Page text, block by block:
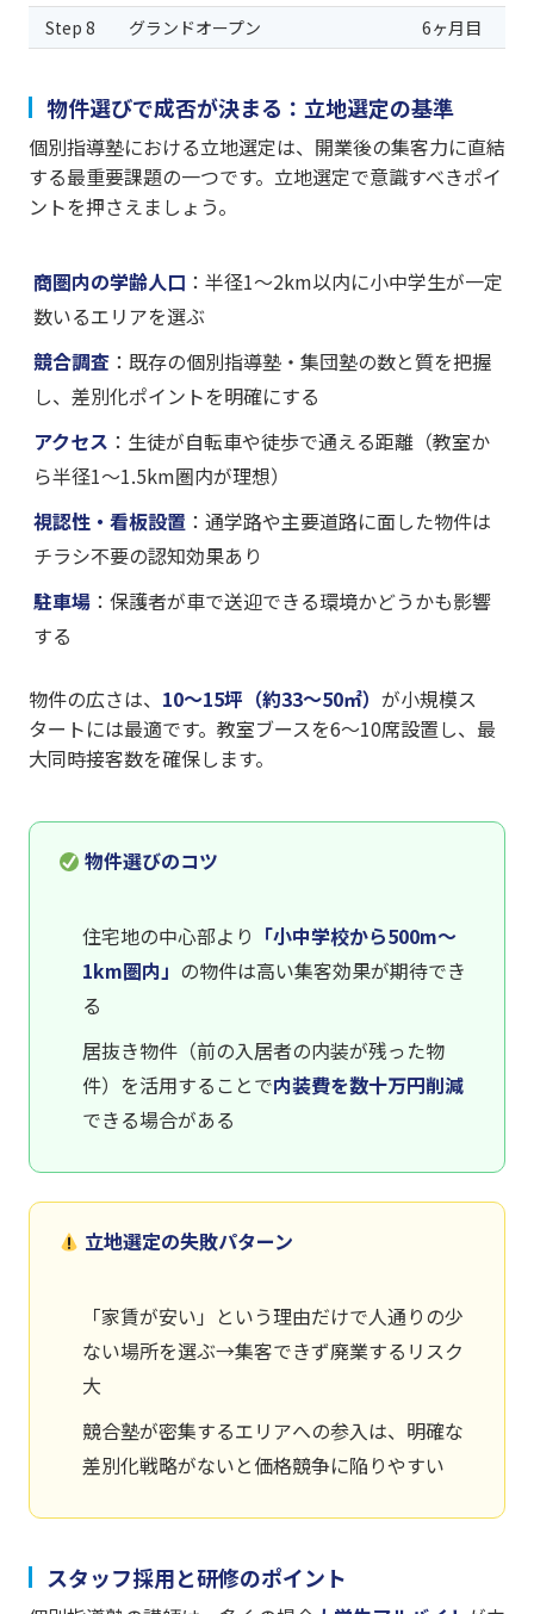
Step 8
グランドオープン 6ヶ月目
物件選びで成否が決まる：立地選定の基準
個別指導塾における立地選定は、開業後の集客力に直結
する最重要課題の一つです。立地選定で意識すべきポイ
ントを押さえましょう。
商圏内の学齢人口 ：半径1〜2km以内に小中学生が一定
数いるエリアを選ぶ
競合調査 ：既存の個別指導塾・集団塾の数と質を把握
し、差別化ポイントを明確にする
アクセス ：生徒が自転車や徒歩で通える距離（教室か
ら半径1〜1.5km圏内が理想）
視認性・看板設置 ：通学路や主要道路に面した物件は
チラシ不要の認知効果あり
駐車場 ：保護者が車で送迎できる環境かどうかも影響
する
物件の広さは、 10〜15坪（約33〜50㎡） が小規模ス
タートには最適です。教室ブースを6〜10席設置し、最
大同時接客数を確保します。
物件選びのコツ
住宅地の中心部より 「小中学校から500m〜
1km圏内」 の物件は高い集客効果が期待でき
る
居抜き物件（前の入居者の内装が残った物
件）を活用することで内装費を数十万円削減
できる場合がある
立地選定の失敗パターン
「家賃が安い」という理由だけで人通りの少
ない場所を選ぶ→集客できず廃業するリスク
大
競合塾が密集するエリアへの参入は、明確な
差別化戦略がないと価格競争に陥りやすい
スタッフ採用と研修のポイント